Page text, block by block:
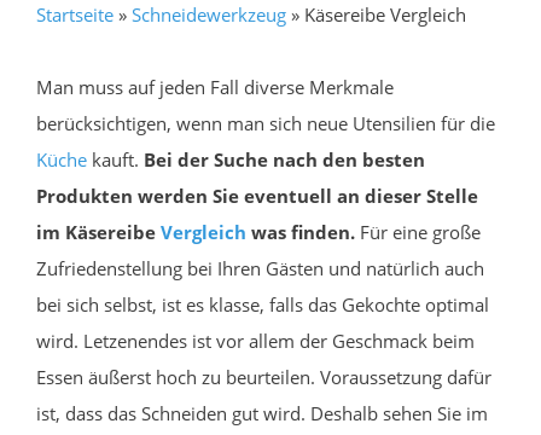
Startseite » Schneidewerkzeug » Käsereibe Vergleich
Man muss auf jeden Fall diverse Merkmale
berücksichtigen, wenn man sich neue Utensilien für die
Küche kauft. Bei der Suche nach den besten
Produkten werden Sie eventuell an dieser Stelle
im Käsereibe Vergleich was finden. Für eine große
Zufriedenstellung bei Ihren Gästen und natürlich auch
bei sich selbst, ist es klasse, falls das Gekochte optimal
wird. Letzenendes ist vor allem der Geschmack beim
Essen äußerst hoch zu beurteilen. Voraussetzung dafür
ist, dass das Schneiden gut wird. Deshalb sehen Sie im